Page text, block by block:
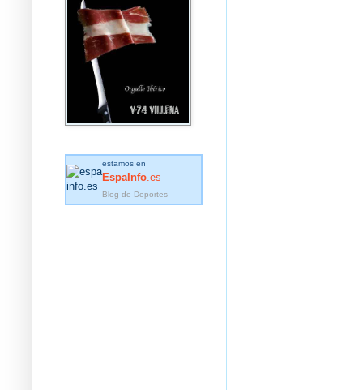
estamos en
EspaInfo .es
Blog de Deportes